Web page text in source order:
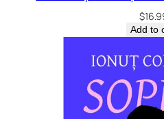
$
Add to